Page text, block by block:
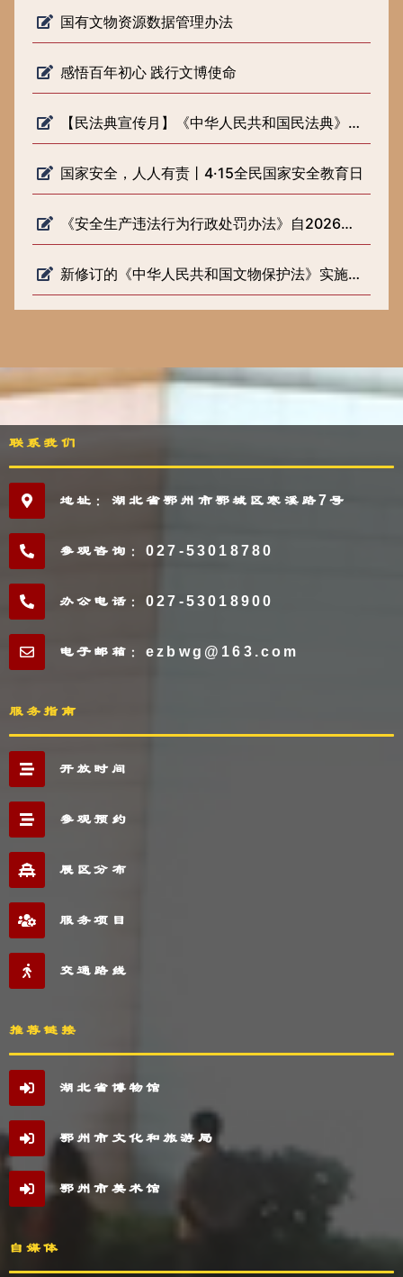
国有文物资源数据管理办法
感悟百年初心 践行文博使命
【民法典宣传月】《中华人民共和国民法典》知识普及
国家安全，人人有责丨4·15全民国家安全教育日
《安全生产违法行为行政处罚办法》自2026年2月1日起施行
新修订的《中华人民共和国文物保护法》实施一周年
联系我们
地址：湖北省鄂州市鄂城区寒溪路7号
参观咨询：027-53018780
办公电话：027-53018900
电子邮箱：ezbwg@163.com
服务指南
开放时间
参观预约
展区分布
服务项目
交通路线
推荐链接
湖北省博物馆
鄂州市文化和旅游局
鄂州市美术馆
自媒体